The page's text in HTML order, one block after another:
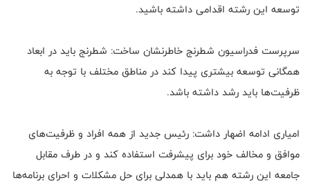
توسعه این رشته اقدامی داشته باشید.
سرپرست فدراسیون شطرنج خاطرنشان ساخت: شطرنج باید در ابعاد
همگانی توسعه بیشتری پیدا کند در مناطق مختلف با توجه به
ظرفیت‌ها باید رشد داشته باشد.
امیاری ادامه اضهار داشت: رئیس جدید از همه افراد و ظرفیت‌های
موافق و مخالف خود برای پیشرفت استفاده کند و در طرف مقابل
جامعه این رشته هم باید با همدلی برای حل مشکلات و احرای برنامه‌ها